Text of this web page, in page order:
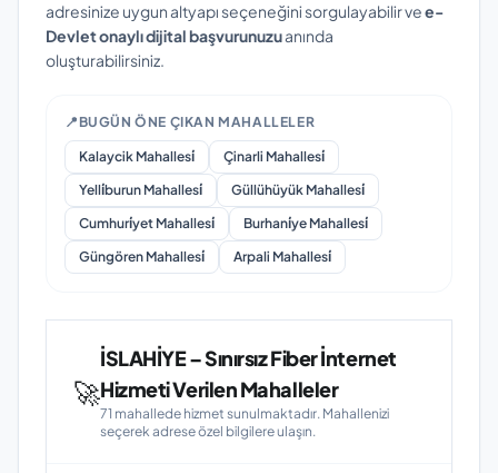
adresinize uygun altyapı seçeneğini sorgulayabilir vee-
Devlet onaylı dijital başvurunuzuanında
oluşturabilirsiniz.
📍 BUGÜN ÖNE ÇIKAN MAHALLELER
Kalaycik Mahallesi̇
Çinarli Mahallesi̇
Yelli̇burun Mahallesi̇
Güllühüyük Mahallesi̇
Cumhuri̇yet Mahallesi̇
Burhani̇ye Mahallesi̇
Güngören Mahallesi̇
Arpali Mahallesi̇
🚀
İSLAHİYE – Sınırsız Fiber İnternet
Hizmeti Verilen Mahalleler
71 mahallede hizmet sunulmaktadır. Mahallenizi
seçerek adrese özel bilgilere ulaşın.